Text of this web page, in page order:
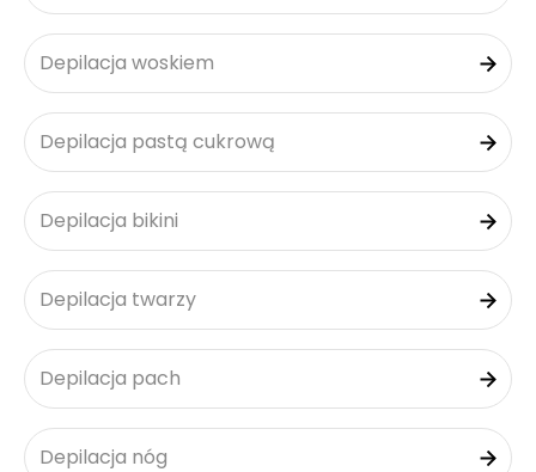
Depilacja woskiem
Depilacja pastą cukrową
Depilacja bikini
Depilacja twarzy
Depilacja pach
Depilacja nóg